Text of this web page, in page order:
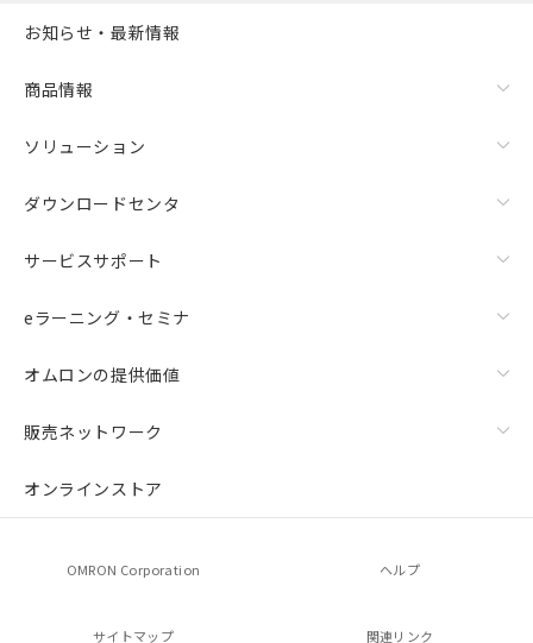
お知らせ・最新情報
商品情報
ソリューション
ダウンロードセンタ
サービスサポート
eラーニング・セミナ
オムロンの提供価値
販売ネットワーク
オンラインストア
OMRON Corporation ヘルプ
サイトマップ 関連リンク